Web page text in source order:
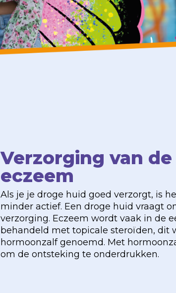
Verzorging van
eczeem
Als je je droge huid goed verzorgt, is
minder actief. Een droge huid vraagt
verzorging. Eczeem wordt vaak in de
behandeld met topicale steroïden, dit
hormoonzalf genoemd. Met
om de ontsteking te onderdrukken.